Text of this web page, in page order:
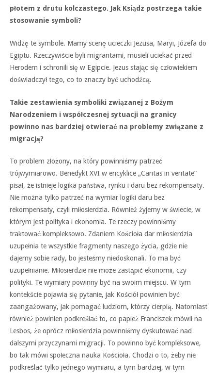
płotem z drutu kolczastego. Jak Ksiądz postrzega takie
stosowanie symboli?
Widzę te symbole. Mamy scenę ucieczki Jezusa, Maryi, Józefa do
Egiptu. Rzeczywiście byli migrantami, musieli uciekać przed
Herodem i schronili się w Egipcie. Jezus stając się człowiekiem
doświadczył tego, co to znaczy być uchodźcą.
Takie zestawienia symboliki związanej z Bożym
Narodzeniem i współczesnej sytuacji na granicy
powinno nas bardziej otwierać na problemy związane z
migracją?
To problem złożony, na który powinniśmy patrzeć
trójwymiarowo. Benedykt XVI w encyklice „Caritas in veritate”
pisał, że istnieje logika państwa, rynku i daru bez rekompensaty.
Nie można tylko patrzeć na wymiar logiki daru bez
rekompensaty, czyli miłosierdzia. Również żyjemy w świecie, w
którym jest polityka i ekonomia. Te rzeczy powinniśmy
traktować kompleksowo. Zdaniem Kościoła dar miłosierdzia
uzupełnia te wszystkie fragmenty naszego życia, gdzie nie
dajemy sobie rady, bo jesteśmy niedoskonali. To ma być
uzupełnianie. Miłosierdzie nie może zastąpić ekonomii, czy
polityki. Te wymiary powinny być na swoim miejscu. W tym
kontekście pojawia się pytanie, jak Kościół powinien być
zaangażowany, jak pomagać ludziom, którzy cierpią. Natomiast
również powinien podkreślać to, co papież Franciszek mówił na
Lesbos, że oprócz miłosierdzia powinniśmy dyskutować nad
dalszymi przyczynami migracji. To powinno być kompleksowe,
bo tak mówi społeczna nauka Kościoła. Chodzi o to, żeby nie
podkreślać tylko jednego wymiaru, a tym bardziej, w tym